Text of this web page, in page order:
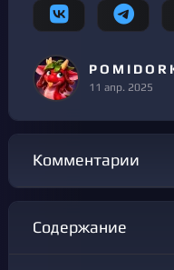
P O M I D O R
11 апр. 2025
Комментарии
Содержание